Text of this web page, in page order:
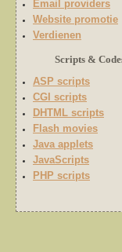
Email providers
Website promotie
Verdienen
Scripts &
ASP scripts
CGI scripts
DHTML scripts
Flash movies
Java applets
JavaScripts
PHP scripts